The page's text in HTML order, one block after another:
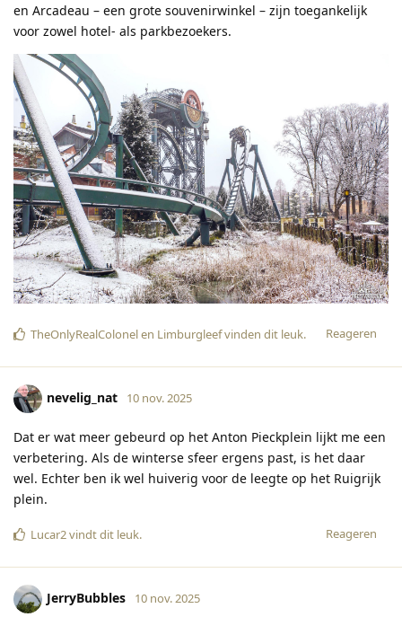
en Arcadeau – een grote souvenirwinkel – zijn toegankelijk
voor zowel hotel- als parkbezoekers.
Reageren
TheOnlyRealColonelen Limburgleefvinden dit leuk.
nevelig_nat 10 nov. 2025
Dat er wat meer gebeurd op het Anton Pieckplein lijkt me een
verbetering. Als de winterse sfeer ergens past, is het daar
wel. Echter ben ik wel huiverig voor de leegte op het Ruigrijk
plein.
Reageren
Lucar2vindt dit leuk.
JerryBubbles 10 nov. 2025